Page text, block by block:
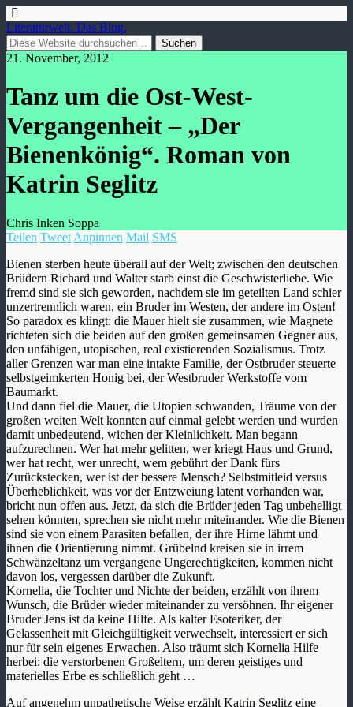
Literaturwelt. Das Blog.
21. November, 2012
Tanz um die Ost-West-
Vergangenheit – „Der
Bienenkönig“. Roman von
Katrin Seglitz
Chris Inken Soppa
Teilen Tweet Anpinnen Mail SMS
Bienen sterben heute überall auf der Welt; zwischen den deutschen
Brüdern Richard und Walter starb einst die Geschwisterliebe. Wie
fremd sind sie sich geworden, nachdem sie im geteilten Land schier
unzertrennlich waren, ein Bruder im Westen, der andere im Osten!
So paradox es klingt: die Mauer hielt sie zusammen, wie Magnete
richteten sich die beiden auf den großen gemeinsamen Gegner aus,
den unfähigen, utopischen, real existierenden Sozialismus. Trotz
aller Grenzen war man eine intakte Familie, der Ostbruder steuerte
selbstgeimkerten Honig bei, der Westbruder Werkstoffe vom
Baumarkt.
Und dann fiel die Mauer, die Utopien schwanden, Träume von der
großen weiten Welt konnten auf einmal gelebt werden und wurden
damit unbedeutend, wichen der Kleinlichkeit. Man begann
aufzurechnen. Wer hat mehr gelitten, wer kriegt Haus und Grund,
wer hat recht, wer unrecht, wem gebührt der Dank fürs
Zurückstecken, wer ist der bessere Mensch? Selbstmitleid versus
Überheblichkeit, was vor der Entzweiung latent vorhanden war,
bricht nun offen aus. Jetzt, da sich die Brüder jeden Tag unbehelligt
sehen könnten, sprechen sie nicht mehr miteinander. Wie die Bienen
sind sie von einem Parasiten befallen, der ihre Hirne lähmt und
ihnen die Orientierung nimmt. Grübelnd kreisen sie in irrem
Schwänzeltanz um vergangene Ungerechtigkeiten, kommen nicht
davon los, vergessen darüber die Zukunft.
Kornelia, die Tochter und Nichte der beiden, erzählt von ihrem
Wunsch, die Brüder wieder miteinander zu versöhnen. Ihr eigener
Bruder Jens ist da keine Hilfe. Als kalter Esoteriker, der
Gelassenheit mit Gleichgültigkeit verwechselt, interessiert er sich
nur für sein eigenes Erwachen. Also träumt sich Kornelia Hilfe
herbei: die verstorbenen Großeltern, um deren geistiges und
materielles Erbe es schließlich geht …
Auf angenehm unpathetische Weise erzählt Katrin Seglitz eine